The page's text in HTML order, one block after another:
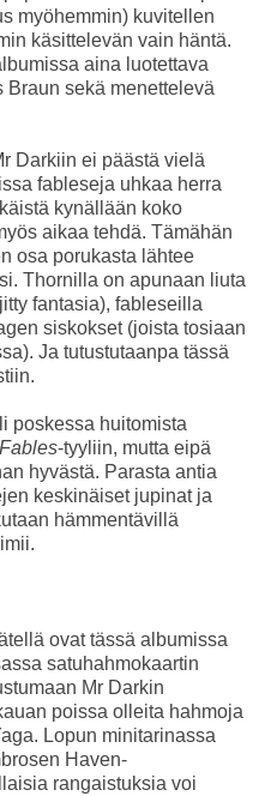
myöhemmin) kuvitellen
käsittelevän vain häntä.
aina luotettava
Braun sekä menettelevä
Darkiin ei päästä vielä
fableseja uhkaa herra
kynällään koko
aikaa tehdä. Tämähän
osa porukasta lähtee
Thornilla on apunaan liuta
fantasia), fableseilla
siskokset (joista tosiaan
Ja tutustutaanpa tässä
poskessa huitomista
Fables-tyyliin, mutta eipä
hyvästä. Parasta antia
keskinäiset jupinat ja
hämmentävillä
ovat tässä albumissa
satuhahmokaartin
Mr Darkin
poissa olleita hahmoja
Lopun minitarinassa
Haven-
rangaistuksia voi